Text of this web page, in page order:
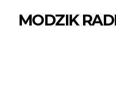
MODZIK